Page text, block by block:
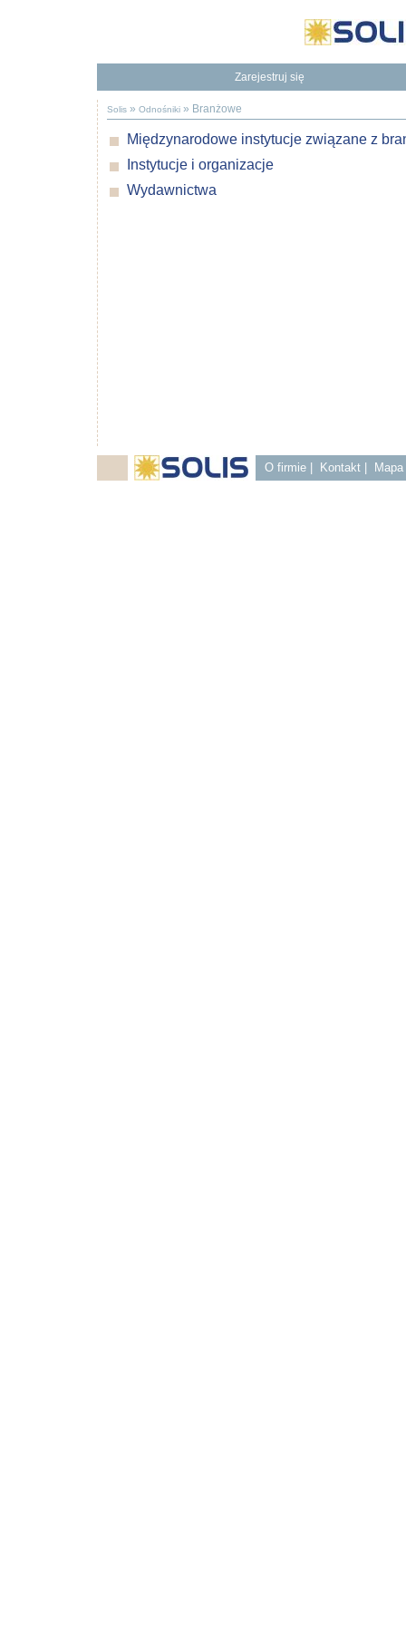
Zarejestruj się
To dodatkowe korzyści
Będziesz mieć dostęp do naszej Bazy Wiedzy
Solis » Odnośniki » Branżowe
Międzynarodowe instytucje związane z
Instytucje i organizacje
Wydawnictwa
O firmie Kontakt